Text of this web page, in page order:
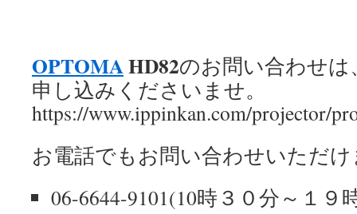
OPTOMAHD82のお問い合わせ
申し込みくださいませ。
https://www.ippinkan.com/projector/
お電話でもお問い合わせいただ
06-6644-9101(10時３０分～１９